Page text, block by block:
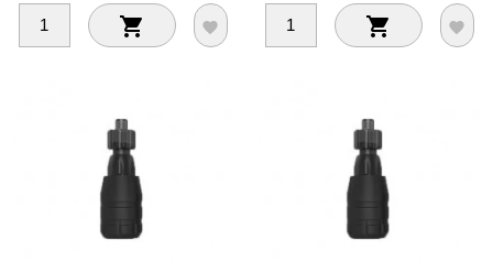
   